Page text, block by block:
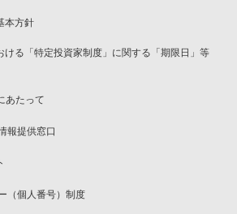
本方針
ける「特定投資家制度」に関する「期限日」等
あたって
報提供窓口
（個人番号）制度